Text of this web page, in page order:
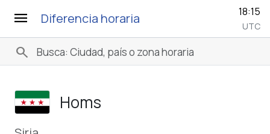
menu Diferencia horaria 18:15
UTC
search
Homs